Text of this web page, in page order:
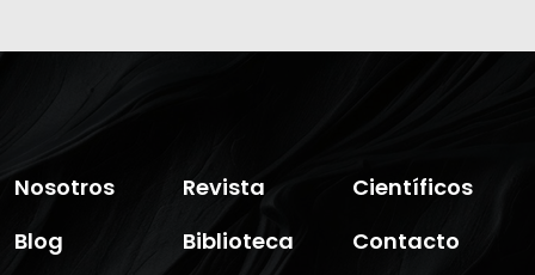
Nosotros Revista
Científicos
Blog
Biblioteca Contacto